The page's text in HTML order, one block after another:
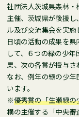
社団法人茨城県森林
主催、茨城県が後援
ル及び交流集会を実施
日頃の活動の成果を
して、６つの緑の少
果、次の各賞が授与さ
なお、例年の緑の少
います。
※優秀賞の「生瀬緑の
構の主催する「中央審